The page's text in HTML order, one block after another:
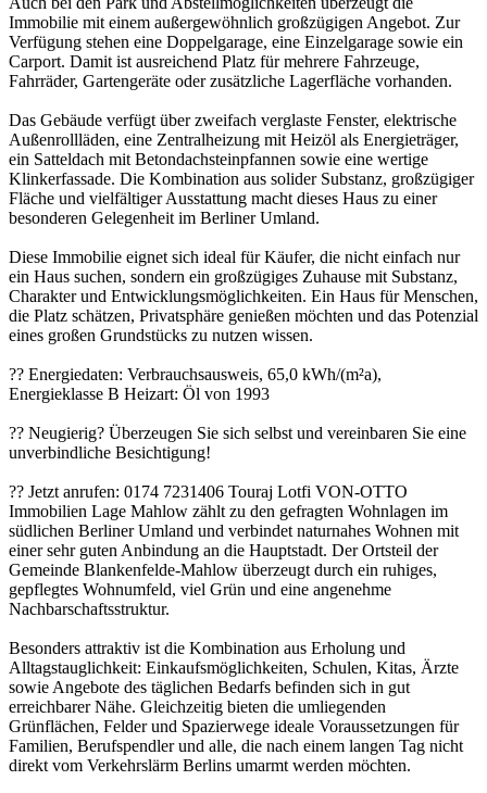
Immobilie mit einem außergewöhnlich großzügigen Angebot. Zur
Verfügung stehen eine Doppelgarage, eine Einzelgarage sowie ein
Carport. Damit ist ausreichend Platz für mehrere Fahrzeuge,
Fahrräder, Gartengeräte oder zusätzliche Lagerfläche vorhanden.
Das Gebäude verfügt über zweifach verglaste Fenster, elektrische
Außenrollläden, eine Zentralheizung mit Heizöl als Energieträger,
ein Satteldach mit Betondachsteinpfannen sowie eine wertige
Klinkerfassade. Die Kombination aus solider Substanz, großzügiger
Fläche und vielfältiger Ausstattung macht dieses Haus zu einer
besonderen Gelegenheit im Berliner Umland.
Diese Immobilie eignet sich ideal für Käufer, die nicht einfach nur
ein Haus suchen, sondern ein großzügiges Zuhause mit Substanz,
Charakter und Entwicklungsmöglichkeiten. Ein Haus für Menschen,
die Platz schätzen, Privatsphäre genießen möchten und das Potenzial
eines großen Grundstücks zu nutzen wissen.
?? Energiedaten: Verbrauchsausweis, 65,0 kWh/(m²a),
Energieklasse B Heizart: Öl von 1993
?? Neugierig? Überzeugen Sie sich selbst und vereinbaren Sie eine
unverbindliche Besichtigung!
?? Jetzt anrufen: 0174 7231406 Touraj Lotfi VON-OTTO
Immobilien Lage Mahlow zählt zu den gefragten Wohnlagen im
südlichen Berliner Umland und verbindet naturnahes Wohnen mit
einer sehr guten Anbindung an die Hauptstadt. Der Ortsteil der
Gemeinde Blankenfelde-Mahlow überzeugt durch ein ruhiges,
gepflegtes Wohnumfeld, viel Grün und eine angenehme
Nachbarschaftsstruktur.
Besonders attraktiv ist die Kombination aus Erholung und
Alltagstauglichkeit: Einkaufsmöglichkeiten, Schulen, Kitas, Ärzte
sowie Angebote des täglichen Bedarfs befinden sich in gut
erreichbarer Nähe. Gleichzeitig bieten die umliegenden
Grünflächen, Felder und Spazierwege ideale Voraussetzungen für
Familien, Berufspendler und alle, die nach einem langen Tag nicht
direkt vom Verkehrslärm Berlins umarmt werden möchten.